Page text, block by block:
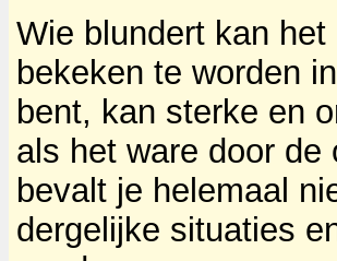
Wie blundert kan
bekeken te worden
bent, kan sterke en
als het ware door
bevalt je helemaal
dergelijke situaties